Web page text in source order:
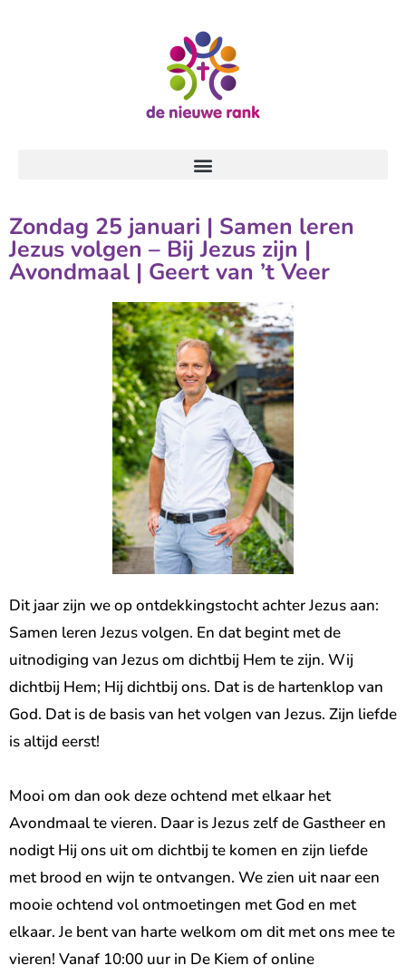
Zondag 25 januari | Samen leren
Jezus volgen – Bij Jezus zijn |
Avondmaal | Geert van ’t Veer
Dit jaar zijn we op ontdekkingstocht achter Jezus aan:
Samen leren Jezus volgen. En dat begint met de
uitnodiging van Jezus om dichtbij Hem te zijn. Wij
dichtbij Hem; Hij dichtbij ons. Dat is de hartenklop van
God. Dat is de basis van het volgen van Jezus. Zijn liefde
is altijd eerst!
Mooi om dan ook deze ochtend met elkaar het
Avondmaal te vieren. Daar is Jezus zelf de Gastheer en
nodigt Hij ons uit om dichtbij te komen en zijn liefde
met brood en wijn te ontvangen. We zien uit naar een
mooie ochtend vol ontmoetingen met God en met
elkaar. Je bent van harte welkom om dit met ons mee te
vieren! Vanaf 10:00 uur in De Kiem of online